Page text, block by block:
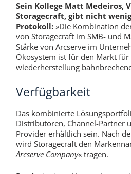
Sein KollegeMatt Medeiros,
Storagecraft, gibt nicht
Protokoll: »Die Kombination
von Storagecraft im SMB- und
Stärke von Arcserve im
Ökosystem ist für den Markt
wiederherstellung
Verfügbarkeit
Das kombinierte
Distributoren, Channel-Partner
Provider erhältlich sein. Nach
wird Storagecraft den
Arcserve Company« tragen.